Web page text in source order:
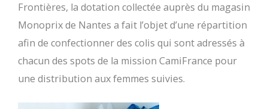
Frontières, la dotation collectée auprès du magasin
Monoprix de Nantes a fait l’objet d’une répartition
afin de confectionner des colis qui sont adressés à
chacun des spots de la mission CamiFrance pour
une distribution aux femmes suivies.